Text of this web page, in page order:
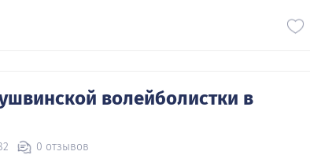
волейболистки в
0 отзывов